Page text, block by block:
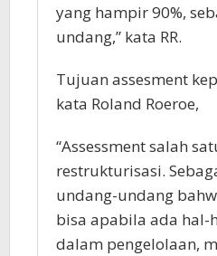
yang hampir 90%,
undang,” kata RR.
Tujuan assesment
kata Roland Roeroe,
“Assessment salah
restrukturisasi.
undang-undang
bisa apabila ada hal-
dalam pengelolaan,